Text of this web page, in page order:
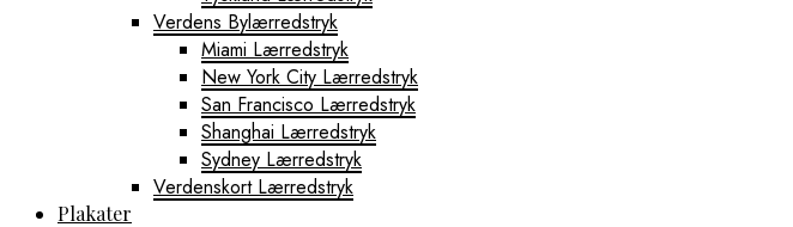
Verdens Bylærredstryk
Miami Lærredstryk
New York City Lærredstryk
San Francisco Lærredstryk
Shanghai Lærredstryk
Sydney Lærredstryk
Verdenskort Lærredstryk
Plakater